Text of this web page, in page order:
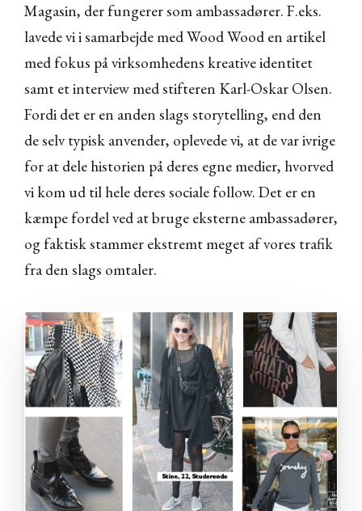
Magasin, der fungerer som ambassadører. F.eks.
lavede vi i samarbejde med Wood Wood en artikel
med fokus på virksomhedens kreative identitet
samt et interview med stifteren Karl-Oskar Olsen.
Fordi det er en anden slags storytelling, end den
de selv typisk anvender, oplevede vi, at de var ivrige
for at dele historien på deres egne medier, hvorved
vi kom ud til hele deres sociale follow. Det er en
kæmpe fordel ved at bruge eksterne ambassadører,
og faktisk stammer ekstremt meget af vores trafik
fra den slags omtaler.